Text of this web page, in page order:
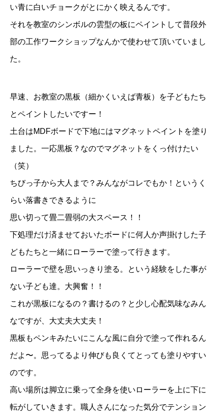
い青に白いチョークがとにかく映えるんです。
それを教室のシンボルの雲型の板にペイントして普段外
部の工作ワークショップなんかで使わせて頂いていまし
た。
早速、お教室の黒板（細かくいえば青板）を子どもたち
とペイントしたいですー！
土台はMDFボードで下地にはマグネットペイント を塗り
ました。一応黒板？なのでマグネットをくっ付けたい
（笑）
ちびっ子から大人まで？みんながコレでもか！というく
らい落書きできるように
思い切って畳二畳弱の大スペース！！
下処理だけ済ませておいたボードに何人か声掛けした子
どもたちと一緒にローラーで塗って行きます。
ローラーで壁を思いっきり塗る。という経験をした事が
ない子ども達。大興奮！！
これが黒板になるの？書けるの？と少し心配気味なみん
なですが、大丈夫大丈夫！
黒板もペンキみたいにこんな風に自分で塗って作れるん
だよ〜。思ってるより伸びも良くてとっても塗りやすい
のです。
高い場所は脚立に乗って全身を使いローラーを上に下に
転がしていきます。職人さんになった気分でテンション